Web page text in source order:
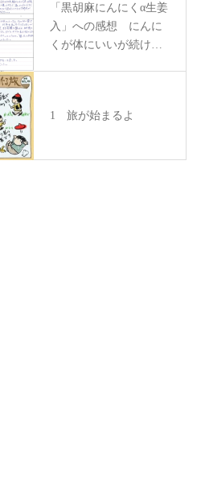
「黒胡麻にんにくα生姜
入」への感想 にんに
くが体にいいが続けら
1 旅が始まるよ